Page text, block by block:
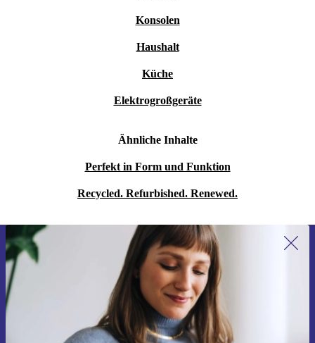
Konsolen
Haushalt
Küche
Elektrogroßgeräte
Ähnliche Inhalte
Perfekt in Form und Funktion
Recycled. Refurbished. Renewed.
Erstmals zum Newsletter anmelden,
15 € sparen!
Verpasse kein Angebot mehr.